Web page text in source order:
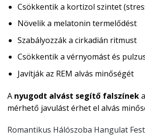
Csökkentik a kortizol szintet
Növelik a melatonin termelődést
Szabályozzák a cirkadián ritmust
Csökkentik a vérnyomást és
Javítják az REM alvás minőségét
A nyugodt alvást segítő falszínek
mérhető javulást érhet el alvás
Romantikus Hálószoba Hangulat